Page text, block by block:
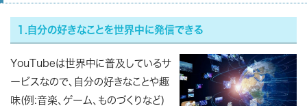
1.自分の好きなことを世界中に発信できる
YouTubeは世界中に普及しているサ
ービスなので、自分の好きなことや趣
味(例:音楽、ゲーム、ものづくりなど)